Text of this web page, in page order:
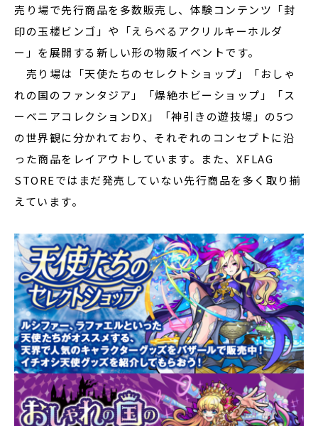
売り場で先行商品を多数販売し、体験コンテンツ「封
印の玉楼ビンゴ」や「えらべるアクリルキーホルダ
ー」を展開する新しい形の物販イベントです。
売り場は「天使たちのセレクトショップ」「おしゃ
れの国のファンタジア」「爆絶ホビーショップ」「ス
ーベニアコレクションDX」「神引きの遊技場」の5つ
の世界観に分かれており、それぞれのコンセプトに沿
った商品をレイアウトしています。また、XFLAG
STOREではまだ発売していない先行商品を多く取り揃
えています。